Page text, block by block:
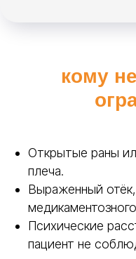
кому
Открытые раны
плеча.
Выраженный
Психические
пациент не
Позволяет точно
формой и находить
Доступны в
случаев